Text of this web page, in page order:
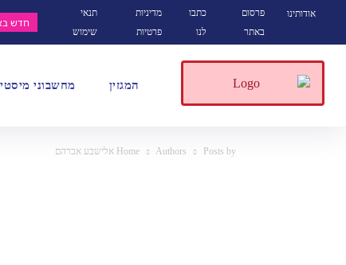
אודותינו
פרסום
באתר
כתבו
לנו
מדיניות
פרטיות
תנאי
שימוש
חדש
המגזין מחשבוני
Home Authors Posts by אלישבע אברהם